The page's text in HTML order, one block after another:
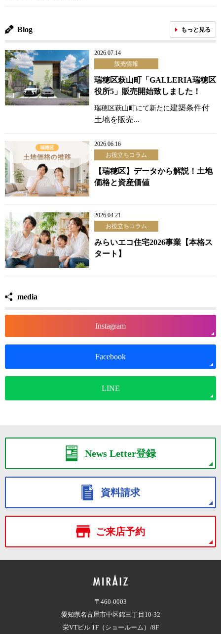
Blog もっと見る
2026.07.14
販売情報
瑞穂区萩山町「GALLERIA瑞穂区
役所5」販売開始致しました！
瑞穂区萩山町にて新たに建築条件付
土地を販売...
2026.06.16
お役立ちコラム
【瑞穂区】データから解説！土地
価格と資産価値
2026.04.21
お役立ちコラム
みらいエコ住宅2026事業【本格ス
タート】
media
Instagram
Facebook
LINE
News Letter登録
資料請求
ご来店予約
〒460-0003
愛知県名古屋市中区錦三丁目10-32
栄VTビル 1F（ショールーム）/8F